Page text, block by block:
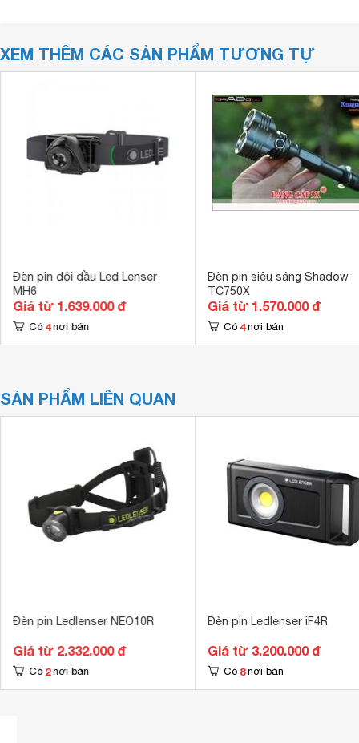
XEM THÊM CÁC SẢN PHẨM TƯƠNG TỰ
Đèn pin đội đầu Led Lenser
MH6
Giá từ 1.639.000 đ
Có 4 nơi bán
Đèn pin siêu sáng Shadow
TC750X
Giá từ 1.570.000 đ
Có 4 nơi bán
SẢN PHẨM LIÊN QUAN
Đèn pin Ledlenser NEO10R
Giá từ 2.332.000 đ
Có 2 nơi bán
Đèn pin Ledlenser iF4R
Giá từ 3.200.000 đ
Có 8 nơi bán